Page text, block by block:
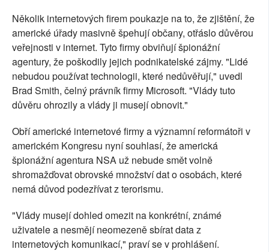
Několik internetových firem poukazje na to, že zjištění, že
americké úřady masivně špehují občany, otřáslo důvěrou
veřejnosti v internet. Tyto firmy obviňují špionážní
agentury, že poškodily jejich podnikatelské zájmy. "Lidé
nebudou používat technologii, které nedůvěřují," uvedl
Brad Smith, čelný právník firmy Microsoft. "Vlády tuto
důvěru ohrozily a vlády ji musejí obnovit."
Obří americké internetové firmy a významní reformátoři v
americkém Kongresu nyní souhlasí, že americká
špionážní agentura NSA už nebude smět volně
shromažďovat obrovské množství dat o osobách, které
nemá důvod podezřívat z terorismu.
"Vlády musejí dohled omezit na konkrétní, známé
uživatele a nesmějí neomezeně sbírat data z
internetových komunikací," praví se v prohlášení.